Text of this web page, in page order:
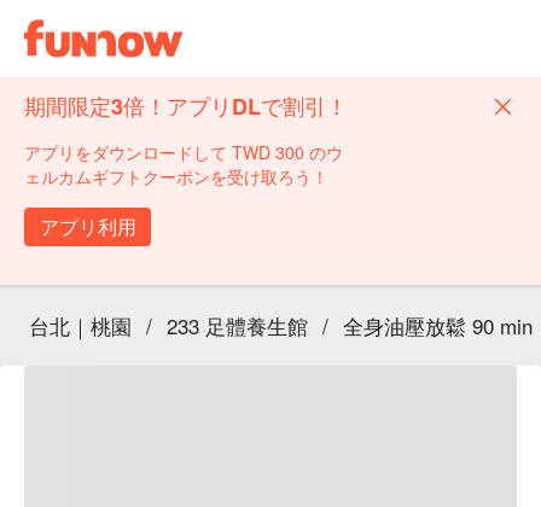
期間限定3倍！アプリDLで割引！
アプリをダウンロードして TWD 300 のウ
ェルカムギフトクーポンを受け取ろう！
アプリ利用
台北｜桃園 / 233 足體養生館 / 全身油壓放鬆 90 min